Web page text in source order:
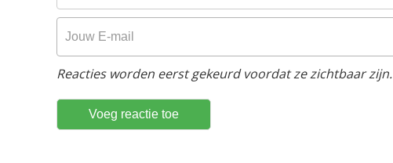
Reacties worden eerst gekeurd voordat ze zichtbaar zijn.